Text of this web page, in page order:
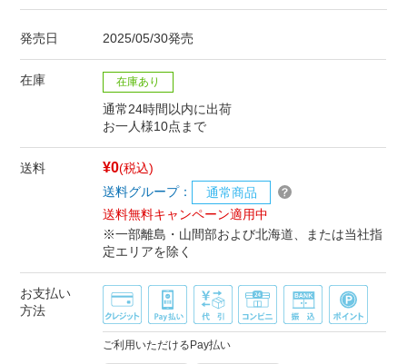
発売日 2025/05/30発売
在庫 在庫あり
通常24時間以内に出荷
お一人様10点まで
送料 ¥0(税込)
送料グループ：
通常商品
送料無料キャンペーン適用中
※一部離島・山間部および北海道、または当社指
定エリアを除く
お支払い
方法
ご利用いただけるPay払い